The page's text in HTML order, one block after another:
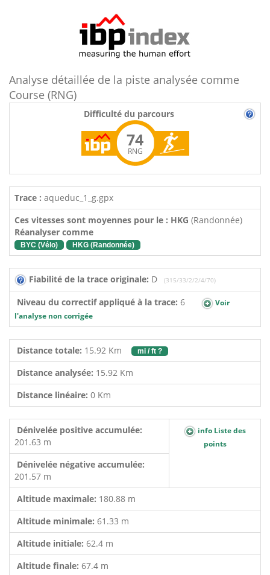
Analyse détaillée de la piste analysée comme
Course (RNG)
Difficulté du parcours
74
RNG
Trace : aqueduc_1_g.gpx
Ces vitesses sont moyennes pour le : HKG (Randonnée)
Réanalyser comme
BYC (Vélo) HKG (Randonnée)
Fiabilité de la trace originale: D (315/33/2/2/4/70)
Niveau du correctif appliqué à la trace: 6
Voir
l'analyse non corrigée
Distance totale: 15.92 Km mi / ft ?
Distance analysée: 15.92 Km
Distance linéaire: 0 Km
Dénivelée positive accumulée:
201.63 m
info Liste des
points
Dénivelée négative accumulée:
201.57 m
Altitude maximale: 180.88 m
Altitude minimale: 61.33 m
Altitude initiale: 62.4 m
Altitude finale: 67.4 m